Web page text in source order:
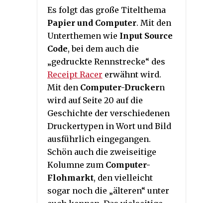
Es folgt das große Titelthema
Papier und Computer. Mit den
Unterthemen wie Input Source
Code, bei dem auch die
„gedruckte Rennstrecke“ des
Receipt Racer erwähnt wird.
Mit den Computer-Druckern
wird auf Seite 20 auf die
Geschichte der verschiedenen
Druckertypen in Wort und Bild
ausführlich eingegangen.
Schön auch die zweiseitige
Kolumne zum Computer-
Flohmarkt, den vielleicht
sogar noch die „älteren“ unter